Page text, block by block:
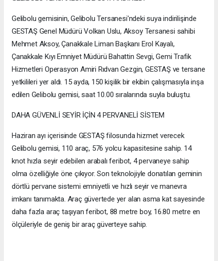
Gelibolu gemisinin, Gelibolu Tersanesi'ndeki suya indirilişinde
GESTAŞ Genel Müdürü Volkan Uslu, Aksoy Tersanesi sahibi
Mehmet Aksoy, Çanakkale Liman Başkanı Erol Kayalı,
Çanakkale Kıyı Emniyet Müdürü Bahattin Sevgi, Gemi Trafik
Hizmetleri Operasyon Amiri Rıdvan Gezgin, GESTAŞ ve tersane
yetkilileri yer aldı. 15 ayda, 150 kişilik bir ekibin çalışmasıyla inşa
edilen Gelibolu gemisi, saat 10.00 sıralarında suyla buluştu.
DAHA GÜVENLİ SEYİR İÇİN 4 PERVANELİ SİSTEM
Haziran ayı içerisinde GESTAŞ filosunda hizmet verecek
Gelibolu gemisi, 110 araç, 576 yolcu kapasitesine sahip. 14
knot hızla seyir edebilen arabalı feribot, 4 pervaneye sahip
olma özelliğiyle öne çıkıyor. Son teknolojiyle donatılan geminin
dörtlü pervane sistemi emniyetli ve hızlı seyir ve manevra
imkanı tanımakta. Araç güvertede yer alan asma kat sayesinde
daha fazla araç taşıyan feribot, 88 metre boy, 16.80 metre en
ölçüleriyle de geniş bir araç güverteye sahip.